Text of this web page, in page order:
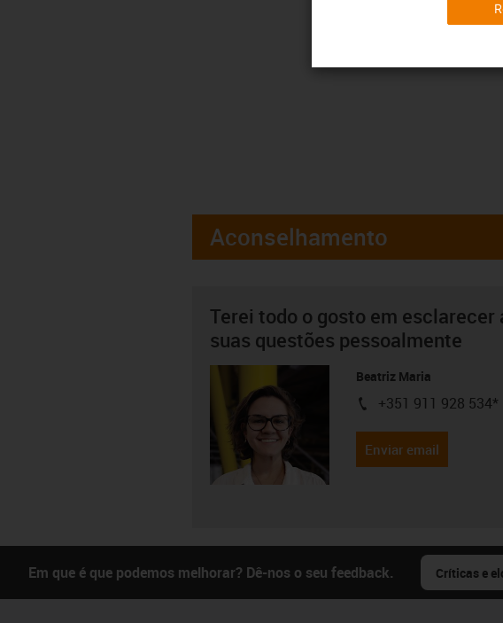
Aconselhamento
Terei todo o gosto em esclarecer
suas questões pessoalmente
Beatriz Maria
igus-icon-phone
+351 911 928 534*
Enviar email
Em que é que podemos melhorar? Dê-nos o seu feedback. Críticas e